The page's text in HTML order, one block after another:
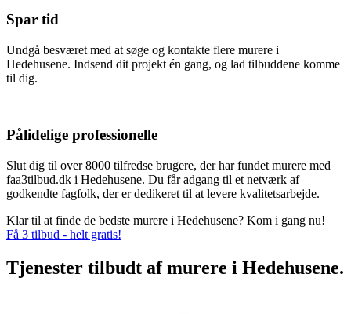
Spar tid
Undgå besværet med at søge og kontakte flere murere i
Hedehusene. Indsend dit projekt én gang, og lad tilbuddene komme
til dig.
Pålidelige professionelle
Slut dig til over 8000 tilfredse brugere, der har fundet murere med
faa3tilbud.dk i Hedehusene. Du får adgang til et netværk af
godkendte fagfolk, der er dedikeret til at levere kvalitetsarbejde.
Klar til at finde de bedste murere i Hedehusene? Kom i gang nu!
Få 3 tilbud - helt gratis!
Tjenester tilbudt af murere i Hedehusene.